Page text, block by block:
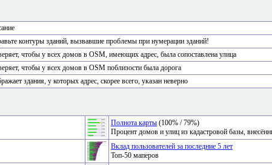
контуры зданий, вызвавшие проблемы при нумерации зданий!
чтобы у всех домов в OSM, имеющих адрес, была сопоставлена улица
чтобы у всех домов в OSM поблизости была дорога
здания, у которых адрес, скорее всего, указан неверно
Полнота карты (100% / 79%)
Процент домов и улиц из кадастровой базы,
Вклад пользователей за последние 5 лет
Топ-50 маперов